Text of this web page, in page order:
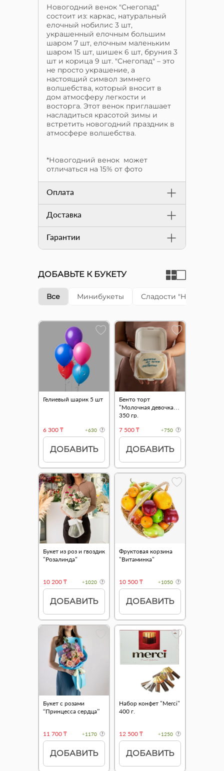
Новогодний венок "Снегопад"
состоит из: каркас, натуральный
елочный нобилис 3 шт,
украшенный елочным большим
шаром 7 шт, елочным маленьким
шаром 15 шт, шишек 6 шт, бруния 3
шт и корица 9 шт. "Снегопад" – это
не просто украшение, а
настоящий символ зимнего
волшебства, который вносит в
дом атмосферу легкости и
восторга. Этот венок приглашает
насладиться красотой зимы и
встретить новогодний праздник в
атмосфере волшебства.
*Новогодний венок может
отличаться на 15% от фото
Оплата
Доставка
Гарантии
ДОБАВЬТЕ К БУКЕТУ
Все Минибукеты Сладости "Happy cake"
Гелиевый шарик 5 шт
6 300 ₸ +630
ДОБАВИТЬ
Бенто торт
"Молочная девочка"
350 гр.
7 500 ₸
+750
ДОБАВИТЬ
Букет из роз и гвоздик
"Розалинда"
10 200 ₸ +1020
ДОБАВИТЬ
Фруктовая корзина
"Витаминка"
10 500 ₸ +1050
ДОБАВИТЬ
Букет с розами
“Принцесса сердца”
11 700 ₸ +1170
ДОБАВИТЬ
Набор конфет "Merci"
400 г.
12 500 ₸ +1250
ДОБАВИТЬ